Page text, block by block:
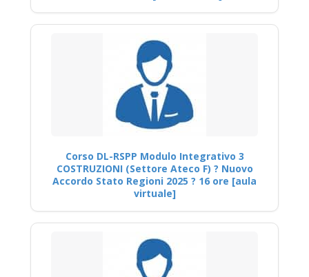
Corso DL-RSPP Modulo Integrativo 3
COSTRUZIONI (Settore Ateco F) ? Nuovo
Accordo Stato Regioni 2025 ? 16 ore [aula
virtuale]